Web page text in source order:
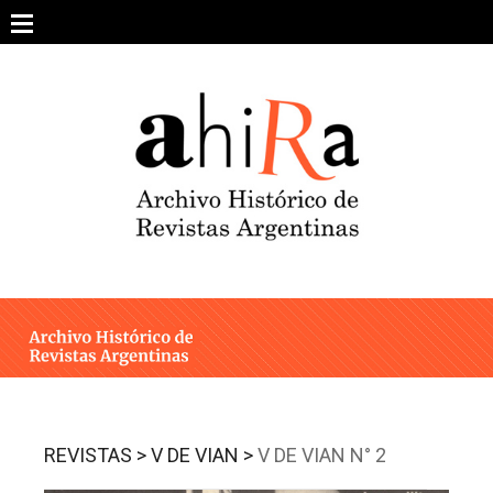
content
ARCHIVO DE REVISTAS
ESTUDIOS CRÍTICOS
INTEGRANTES
REVISTAS >V DE VIAN >V DE VIAN N° 2